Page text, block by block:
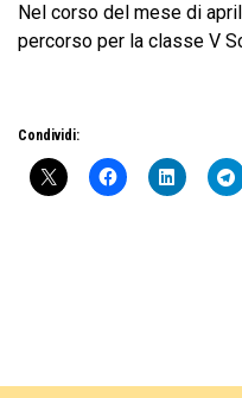
Nel corso del mese di
percorso per la classe V
Condividi: